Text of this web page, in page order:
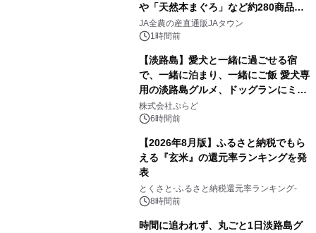
や「天然本まぐろ」など約280商品を
販売！～毎月１０日の定例企画～
JA全農の産直通販JAタウン
1時間前
【淡路島】愛犬と一緒に過ごせる宿
で、一緒に泊まり、一緒にご飯 愛犬専
用の淡路島グルメ、ドッグランにミニ
プール グランピングとトレーラーハウ
スの2施設で
株式会社ぷらど
6時間前
【2026年8月版】ふるさと納税でもら
える『玄米』の還元率ランキングを発
表
とくさと-ふるさと納税還元率ランキング-
8時間前
時間に追われず、丸ごと1日淡路島グ